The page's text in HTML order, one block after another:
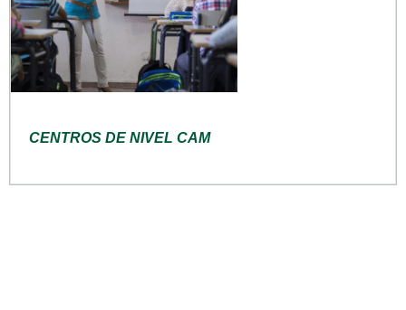
CENTROS DE NIVEL CAM